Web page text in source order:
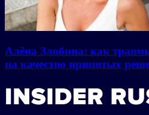
Алёна Злобина: как
на качество принятых